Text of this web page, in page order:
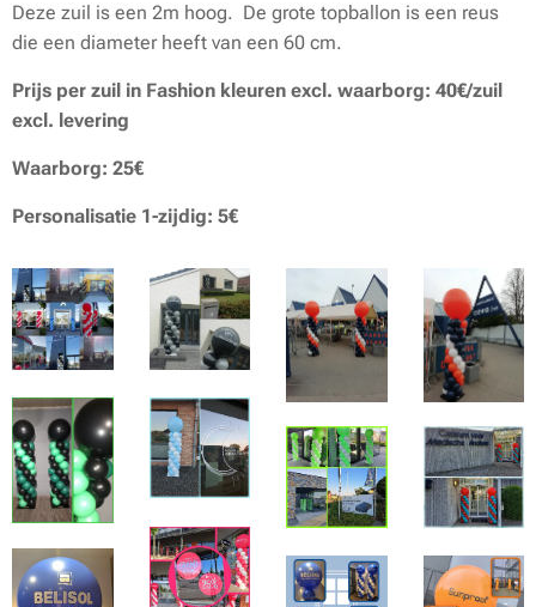
Deze zuil is een 2m hoog. De grote topballon is een reus
die een diameter heeft van een 60 cm.
Prijs per zuil in Fashion kleuren excl. waarborg: 40€/zuil
excl. levering
Waarborg: 25€
Personalisatie 1-zijdig: 5€